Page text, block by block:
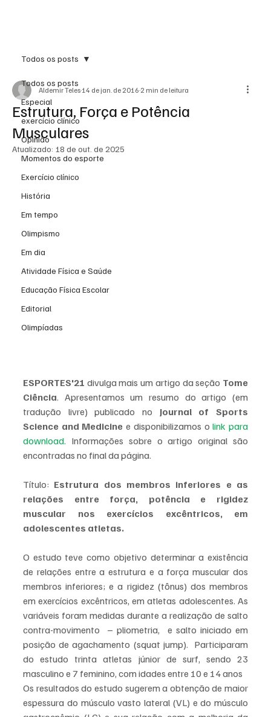
Todos os posts
Especial
exercício clínico
Opinião
Momentos do esporte
Exercício clínico
História
Em tempo
Olimpismo
Em dia
Atividade Física e Saúde
Educação Física Escolar
Editorial
Olimpíadas
Todos os posts
Estrutura, Força e Potência
Musculares
Aldemir Teles 14 de jan. de 2016 2 min de leitura
Atualizado: 18 de out. de 2025
ESPORTES'21 divulga mais um artigo da seção Tome
Ciência. Apresentamos um resumo do artigo (em
tradução livre) publicado no Journal of Sports
Science and Medicine e disponibilizamos o link para
download. Informações sobre o artigo original são
encontradas no final da página.
Título: Estrutura dos membros inferiores e as
relações entre força, potência e rigidez
muscular nos exercícios excêntricos, em
adolescentes atletas.
O estudo teve como objetivo determinar a existência
de relações entre a estrutura e a força muscular dos
membros inferiores; e a rigidez (tônus) dos membros
em exercícios excêntricos, em atletas adolescentes. As
variáveis foram medidas durante a realização de salto
contra-movimento  – pliometria,  e salto iniciado em
posição de agachamento (squat jump).  Participaram
do estudo trinta atletas júnior de surf, sendo 23
masculino e 7 feminino, com idades entre 10 e 14 anos
Os resultados do estudo sugerem a obtenção de maior
espessura do músculo vasto lateral (VL) e do músculo